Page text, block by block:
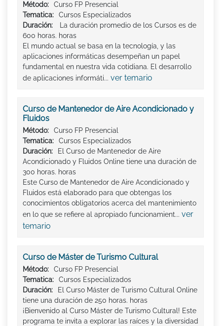
Método:
Curso FP Presencial
Tematica:
Cursos Especializados
Duración:
La duración promedio de los Cursos es de
600 horas. horas
El mundo actual se basa en la tecnología, y las
aplicaciones informáticas desempeñan un papel
fundamental en nuestra vida cotidiana. El desarrollo
de aplicaciones informáti... ver temario
Curso de Mantenedor de Aire Acondicionado y
Fluidos
Método:
Curso FP Presencial
Tematica:
Cursos Especializados
Duración:
El Curso de Mantenedor de Aire
Acondicionado y Fluidos Online tiene una duración de
300 horas. horas
Este Curso de Mantenedor de Aire Acondicionado y
Fluidos está elaborado para que obtengas los
conocimientos obligatorios acerca del mantenimiento
en lo que se refiere al apropiado funcionamient... ver
temario
Curso de Máster de Turismo Cultural
Método:
Curso FP Presencial
Tematica:
Cursos Especializados
Duración:
El Curso Máster de Turismo Cultural Online
tiene una duración de 250 horas. horas
¡Bienvenido al Curso Máster de Turismo Cultural! Este
programa te invita a explorar las raíces y la diversidad